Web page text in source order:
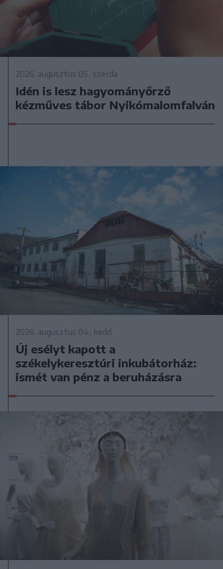
2026. augusztus 05., szerda
Idén is lesz hagyományőrző
kézműves tábor Nyikómalomfalván
2026. augusztus 04., kedd
Új esélyt kapott a
székelykeresztúri inkubátorház:
ismét van pénz a beruházásra